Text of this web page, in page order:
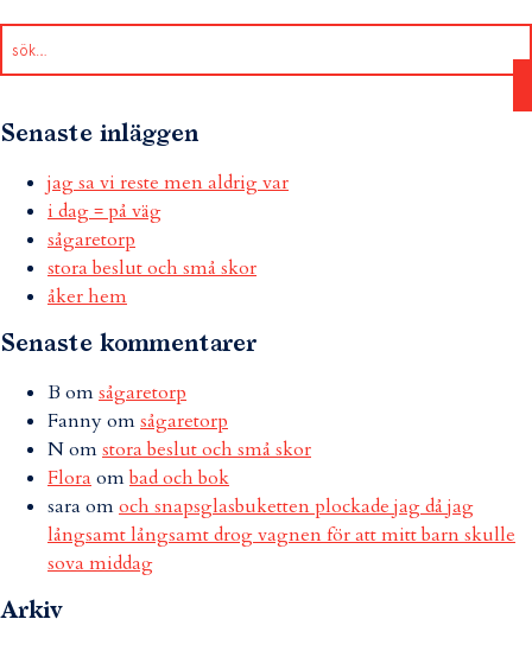
Senaste inläggen
jag sa vi reste men aldrig var
i dag = på väg
sågaretorp
stora beslut och små skor
åker hem
Senaste kommentarer
B omsågaretorp
Fannyomsågaretorp
Nomstora beslut och små skor
Flora ombad och bok
sara omoch snapsglasbuketten plockade jag då jag
långsamt långsamt drog vagnen för att mitt barn skulle
sova middag
Arkiv